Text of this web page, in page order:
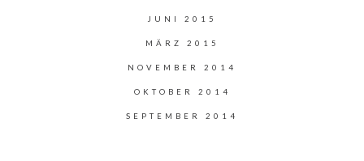
JUNI 2015
MÄRZ 2015
NOVEMBER 2014
OKTOBER 2014
SEPTEMBER 2014